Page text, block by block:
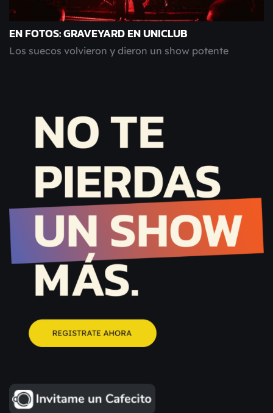
EN FOTOS: GRAVEYARD EN UNICLUB
Los suecos volvieron y dieron un show potente